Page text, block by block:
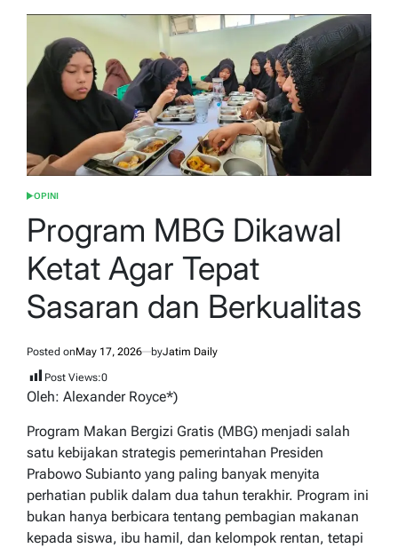
POSTED
OPINI
Program MBG Dikawal
Ketat Agar Tepat
Sasaran dan Berkualitas
Posted onMay 17, 2026 byJatim Daily
Post Views:0
Oleh: Alexander Royce*)
Program Makan Bergizi Gratis (MBG) menjadi salah
satu kebijakan strategis pemerintahan Presiden
Prabowo Subianto yang paling banyak menyita
perhatian publik dalam dua tahun terakhir. Program ini
bukan hanya berbicara tentang pembagian makanan
kepada siswa, ibu hamil, dan kelompok rentan, tetapi